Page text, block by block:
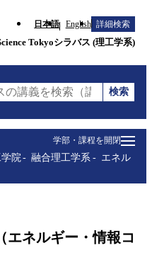
日本語 English 詳細検索
Tokyoシラバス (理工学系)
講義を検索（講義名・科
検索
学部・課程を開閉
院 融合理工学系
エネル
エネルギー・情報コ